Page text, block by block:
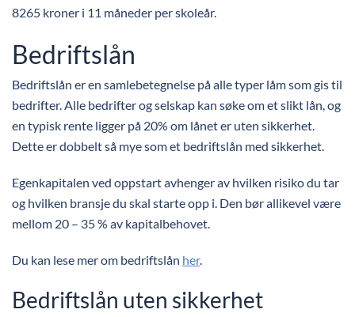
8265 kroner i 11 måneder per skoleår.
Bedriftslån
Bedriftslån er en samlebetegnelse på alle typer låm som gis til
bedrifter. Alle bedrifter og selskap kan søke om et slikt lån, og
en typisk rente ligger på 20% om lånet er uten sikkerhet.
Dette er dobbelt så mye som et bedriftslån med sikkerhet.
Egenkapitalen ved oppstart avhenger av hvilken risiko du tar
og hvilken bransje du skal starte opp i. Den bør allikevel være
mellom 20 – 35 % av kapitalbehovet.
Du kan lese mer om bedriftslån her.
Bedriftslån uten sikkerhet